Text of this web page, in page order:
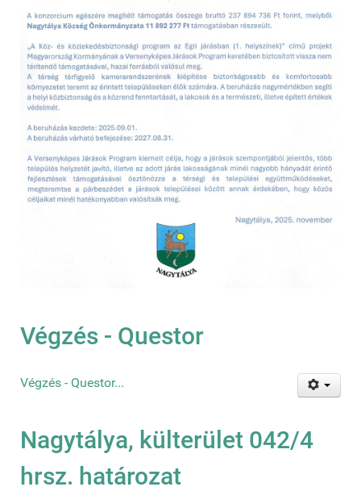
Végzés - Questor
Végzés - Questor...
Nagytálya, külterület 042/4
hrsz. határozat